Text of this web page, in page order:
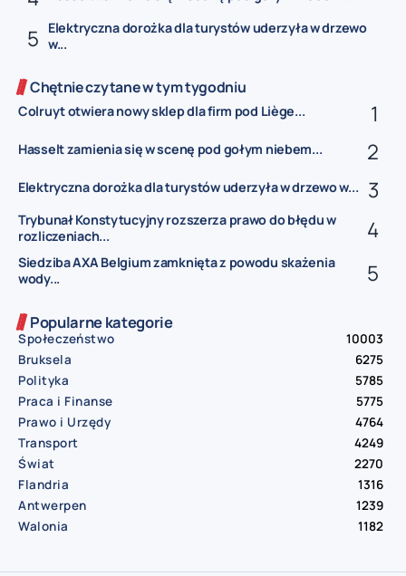
Elektryczna dorożka dla turystów uderzyła w drzewo
w...
Chętnie czytane w tym tygodniu
Colruyt otwiera nowy sklep dla firm pod Liège...
Hasselt zamienia się w scenę pod gołym niebem...
Elektryczna dorożka dla turystów uderzyła w drzewo w...
Trybunał Konstytucyjny rozszerza prawo do błędu w
rozliczeniach...
Siedziba AXA Belgium zamknięta z powodu skażenia
wody...
Popularne kategorie
Społeczeństwo
10003
Bruksela
6275
Polityka
5785
Praca i Finanse
5775
Prawo i Urzędy
4764
Transport
4249
Świat
2270
Flandria
1316
Antwerpen
1239
Walonia
1182